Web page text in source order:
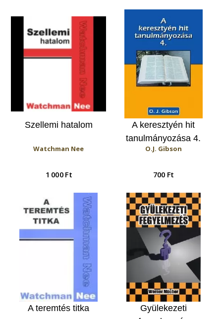
Szellemi hatalom
Watchman Nee
1 000 Ft
A keresztyén hit
tanulmányozása 4.
O.J. Gibson
700 Ft
A teremtés titka
Gyülekezeti